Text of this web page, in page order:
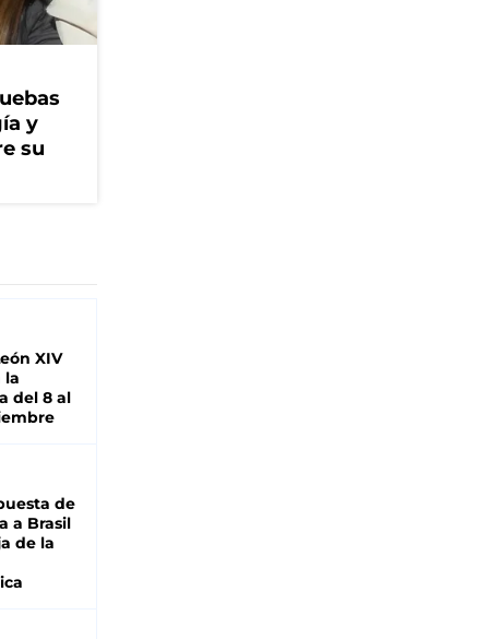
y
su
XIV
la
del 8 al
de
a Brasil
de la